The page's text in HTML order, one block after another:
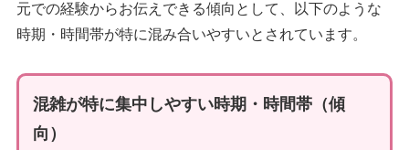
元での経験からお伝えできる傾向として、以下のような
時期・時間帯が特に混み合いやすいとされています。
混雑が特に集中しやすい時期・時間帯（傾
向）